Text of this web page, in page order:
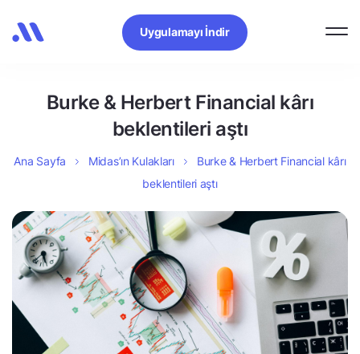
Uygulamayı İndir
Burke & Herbert Financial kârı
beklentileri aştı
Ana Sayfa Midas’ın Kulakları
Burke & Herbert Financial kârı
beklentileri aştı